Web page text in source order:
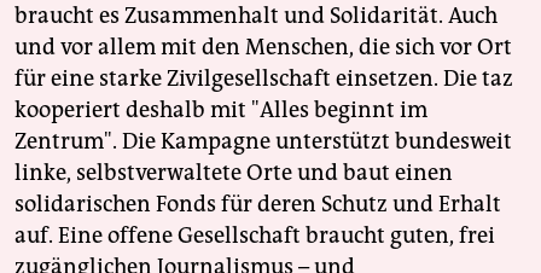
braucht es Zusammenhalt und Solidarität. Auch
und vor allem mit den Menschen, die sich vor Ort
für eine starke Zivilgesellschaft einsetzen. Die taz
kooperiert deshalb mit "Alles beginnt im
Zentrum". Die Kampagne unterstützt bundesweit
linke, selbstverwaltete Orte und baut einen
solidarischen Fonds für deren Schutz und Erhalt
auf. Eine offene Gesellschaft braucht guten, frei
zugänglichen Journalismus – und